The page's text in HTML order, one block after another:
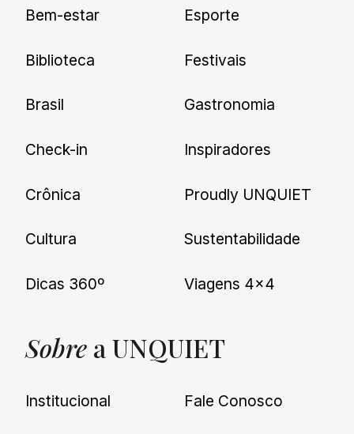
nossas novidades.
Bem-estar
Biblioteca
Brasil
Check-in
Crônica
Cultura
Dicas 360º
Esporte
Festivais
Gastronomia
Inspiradores
Proudly UNQUIET
Sustentabilidade
Viagens 4×4
Sobre a UNQUIET
Institucional Fale Conosco